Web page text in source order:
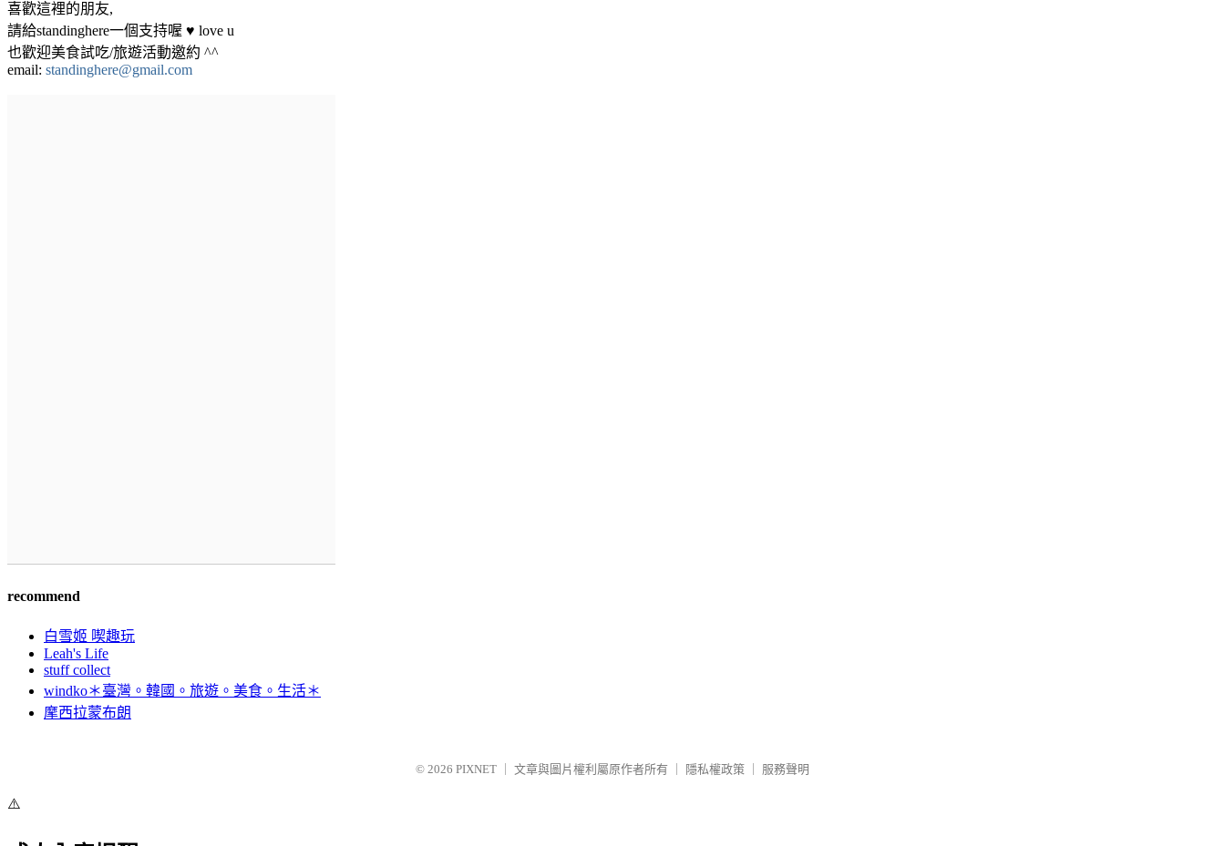
喜歡這裡的朋友,
請給standinghere一個支持喔 ♥ love u
也歡迎美食試吃/旅遊活動邀約 ^^
email: standinghere@gmail.com
recommend
白雪姬 喫趣玩
Leah's Life
stuff collect
windko＊臺灣。韓國。旅遊。美食。生活＊
摩西拉蒙布朗
© 2026 PIXNET 文章與圖片權利屬原作者所有 隱私權政策 服務聲明
⚠️